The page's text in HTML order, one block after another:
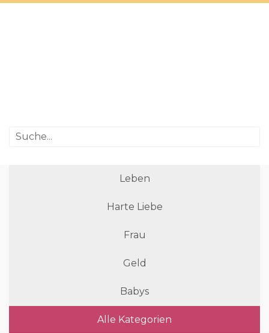
Leben
Harte Liebe
Frau
Geld
Babys
Alle Kategorien